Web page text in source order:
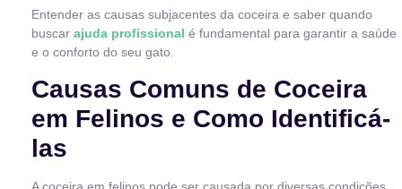
Entender as causas subjacentes da coceira e saber quando
buscar ajuda profissional é fundamental para garantir a saúde
e o conforto do seu gato.
Causas Comuns de Coceira
em Felinos e Como Identificá-
las